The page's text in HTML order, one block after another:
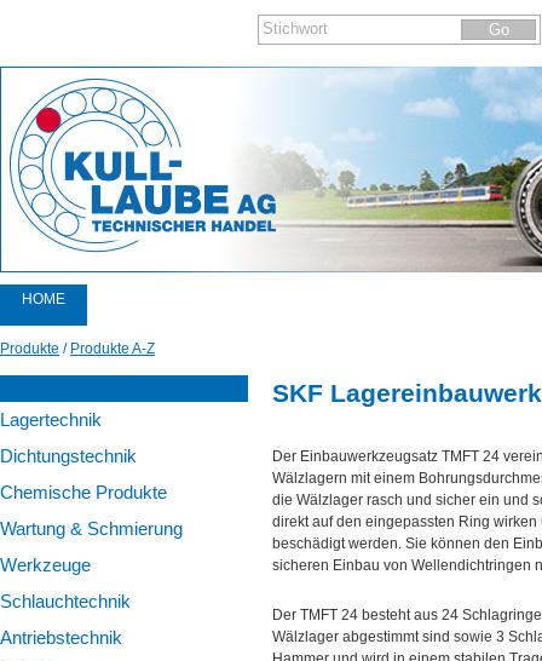
HOME
PRODUKTE
AKTIONEN
AKTUELLES
KONTAKT
Produkte / Produkte A-Z
Lagertechnik
Dichtungstechnik
Chemische Produkte
Wartung & Schmierung
Werkzeuge
Schlauchtechnik
Antriebstechnik
SKF
Der Einbauwerkzeugsatz TMFT 24
Wälzlagern mit einem
die Wälzlager rasch und sicher ein und
direkt auf den eingepassten Ring
beschädigt werden. Sie können den
sicheren Einbau von Wellendichtringen
Der TMFT 24 besteht aus 24
Wälzlager abgestimmt sind sowie 3